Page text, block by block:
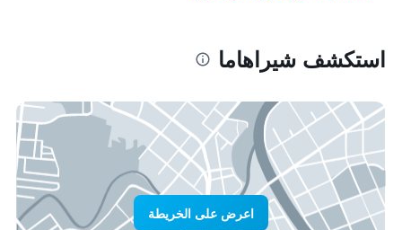
استكشف شيراهاما
اعرض على الخريطة